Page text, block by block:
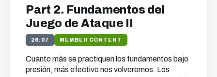
Part 2. Fundamentos del
Juego de Ataque II
26:07 MEMBER CONTENT
Cuanto más se practiquen los fundamentos bajo
presión, más efectivo nos volveremos. Los